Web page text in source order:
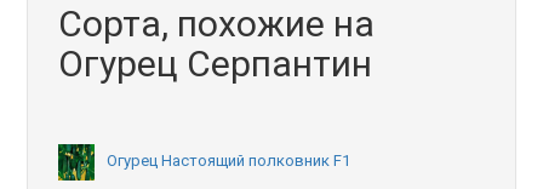
Сорта, похожие на
Огурец Серпантин
Огурец Настоящий полковник F1